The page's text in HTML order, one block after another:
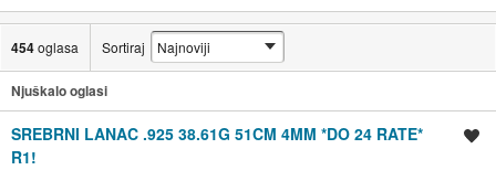
454oglasa Sortiraj
Njuškalo oglasi
SREBRNI LANAC .925 38.61G 51CM 4MM *DO 24 RATE*
R1!